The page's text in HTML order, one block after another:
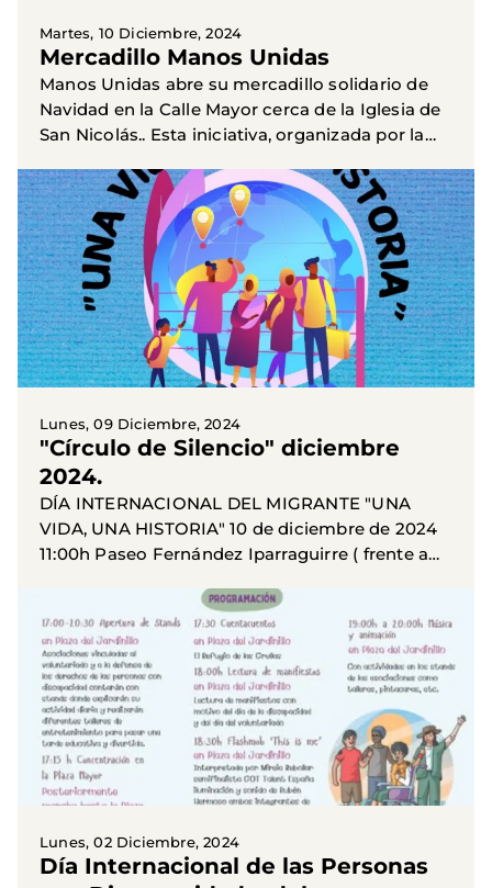
Martes, 10 Diciembre, 2024
Mercadillo Manos Unidas
Manos Unidas abre su mercadillo solidario de
Navidad en la Calle Mayor cerca de la Iglesia de
San Nicolás.. Esta iniciativa, organizada por la
financiar...
Lunes, 09 Diciembre, 2024
"Círculo de Silencio" diciembre
2024.
DÍA INTERNACIONAL DEL MIGRANTE "UNA
VIDA, UNA HISTORIA" 10 de diciembre de 2024
11:00h Paseo Fernández Iparraguirre ( frente a
Lunes, 02 Diciembre, 2024
Día Internacional de las Personas